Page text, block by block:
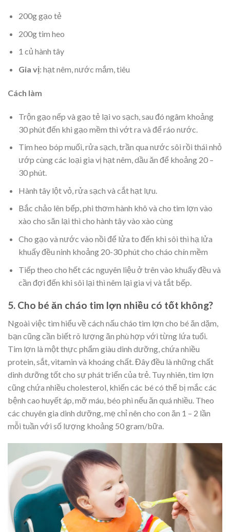
200g gạo tẻ
200g tim heo
1 củ hành tây
Gia vị: hạt nêm, nước mắm, tiêu
Cách làm
Trộn gạo nếp và gạo tẻ lại vo sạch, sau đó ngâm khoảng
30 phút đến khi gạo mềm thì vớt ra và để ráo nước.
Tim heo bóp muối, rửa sạch, trần qua nước sôi rồi thái nhỏ
ướp cùng các loại gia vị hạt nêm, dầu ăn để khoảng 20 –
30 phút.
Hành tây lột vỏ, rửa sạch và cắt hạt lựu.
Bắc chảo lên bếp, phi thơm hành khô và cho tim lợn vào
xào cho săn lại thì cho hành tây vào xào cùng
Cho gạo và nước vào nồi để lửa to đến khi sôi thì hạ lửa
khuấy đều ninh khoảng 20-30 phút cho cháo chín mềm
Tiếp theo cho hết các nguyên liệu ở trên vào khuấy đều và
cần đợi đến khi sôi lại thì nêm lại gia vị và tắt bếp.
5. Cho bé ăn cháo tim lợn nhiều có tốt không?
Ngoài việc tìm hiểu về cách nấu cháo tim lợn cho bé ăn dặm,
bạn cũng cần biết rõ lượng ăn phù hợp với từng lứa tuổi.
Tim lợn là một thực phẩm giàu dinh dưỡng, chứa nhiều
protein, sắt, vitamin và khoáng chất. Đây đều là những chất
dinh dưỡng tốt cho sự phát triển của trẻ. Tuy nhiên, tim lợn
cũng chứa nhiều cholesterol, khiến các bé có thể bị mắc các
bệnh cao huyết áp, mỡ máu, béo phì nếu ăn quá nhiều. Theo
các chuyên gia dinh dưỡng, mẹ chỉ nên cho con ăn 1 – 2 lần
mỗi tuần với số lượng khoảng 50 gram/bữa.